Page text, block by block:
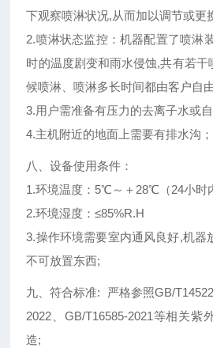
下观察喷淋状况,从而加以调节或更
2.喷淋状态监控：机器配置了喷淋
时的温度剧变和雨水侵蚀,共有若
候喷淋、喷淋多长时间都由客户自
3.用户需准备有压力的去离子水或自
4.主机附近的地面上需要有排水沟；
八、设备使用条件：
1.环境温度：5℃～＋28℃（24小时
2.环境湿度：≤85%R.H
3.操作环境需要室内通风良好,机器
不可放置东西;
九、符合标准: 严格参照GB/
2022、GB/T16585-2021等相关紫
造;